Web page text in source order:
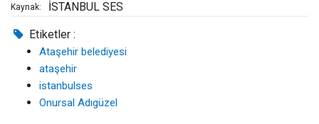
Kaynak: İSTANBUL SES
Etiketler :
Ataşehir belediyesi
ataşehir
istanbulses
Onursal Adıgüzel